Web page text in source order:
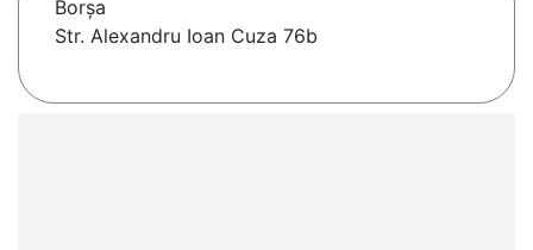
Borşa
Str. Alexandru Ioan Cuza 76b